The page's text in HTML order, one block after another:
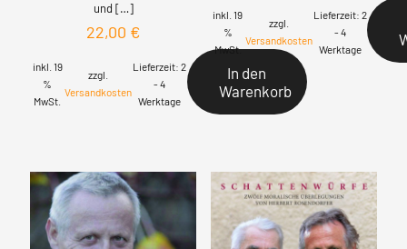
und […]
22,00 €
inkl. 19
%
MwSt.
zzgl.
Versandkosten
Lieferzeit: 2
- 4
Werktage
In den
Warenkorb
inkl. 19
%
MwSt.
zzgl.
Versandkosten
Lieferzeit: 2
- 4
Werktage